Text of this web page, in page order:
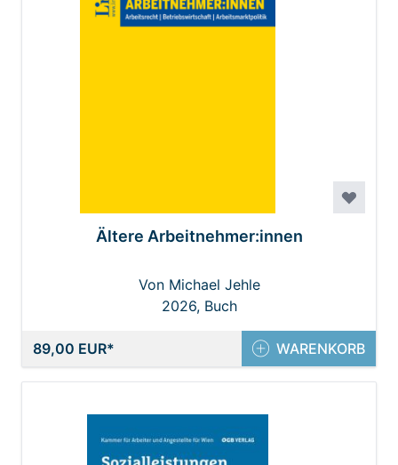
Ältere Arbeitnehmer:innen
Von Michael Jehle
2026, Buch
89,00 EUR WARENKORB